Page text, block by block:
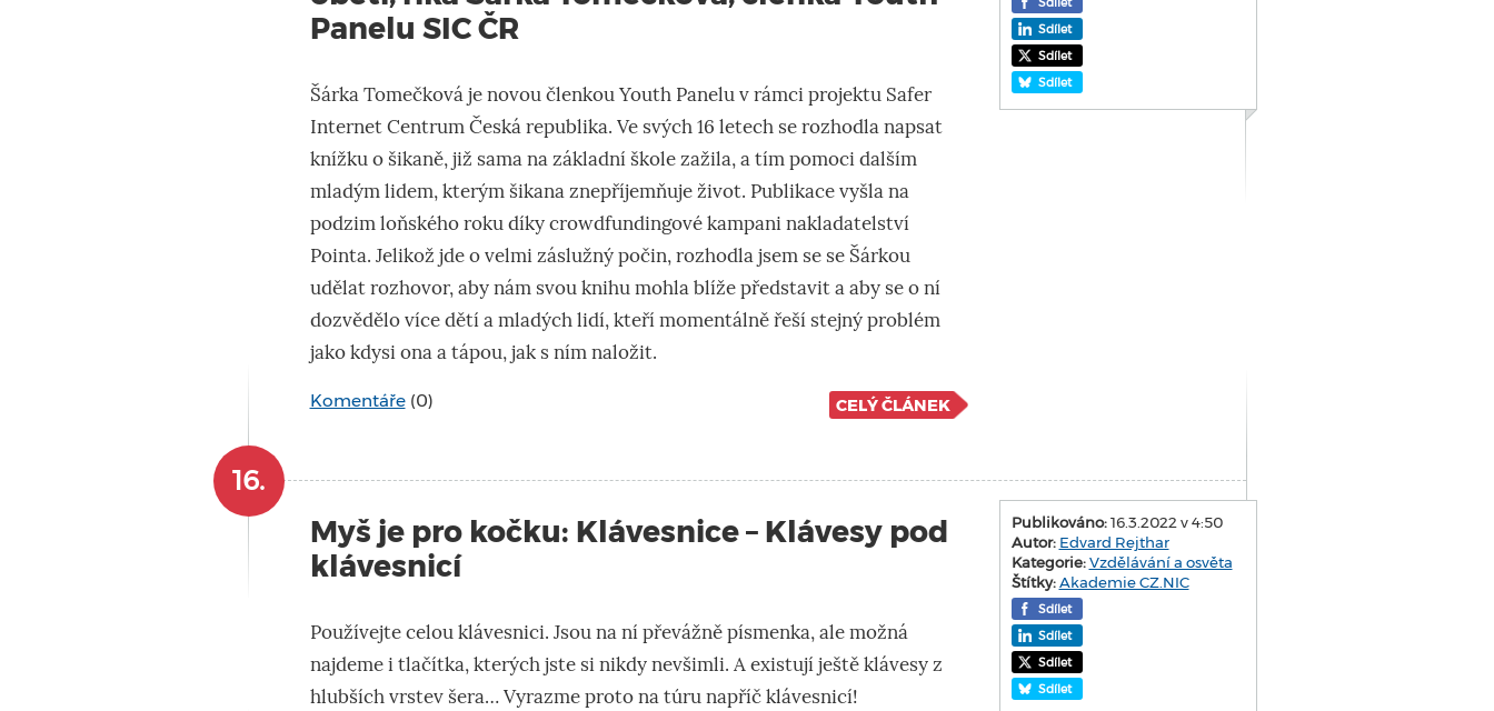
Panelu SIC ČR
Šárka Tomečková je novou členkou Youth Panelu v rámci projektu Safer
Internet Centrum Česká republika. Ve svých 16 letech se rozhodla napsat
knížku o šikaně, již sama na základní škole zažila, a tím pomoci dalším
mladým lidem, kterým šikana znepříjemňuje život. Publikace vyšla na
podzim loňského roku díky crowdfundingové kampani nakladatelství
Pointa. Jelikož jde o velmi záslužný počin, rozhodla jsem se se Šárkou
udělat rozhovor, aby nám svou knihu mohla blíže představit a aby se o ní
dozvědělo více dětí a mladých lidí, kteří momentálně řeší stejný problém
jako kdysi ona a tápou, jak s ním naložit.
Komentáře (0) CELÝ ČLÁNEK
Sdílet
Sdílet
Sdílet
Sdílet
Myš je pro kočku: Klávesnice – Klávesy pod
klávesnicí
16.
Používejte celou klávesnici. Jsou na ní převážně písmenka, ale možná
najdeme i tlačítka, kterých jste si nikdy nevšimli. A existují ještě klávesy z
hlubších vrstev šera… Vyrazme proto na túru napříč klávesnicí!
Publikováno:16.3.2022 v 4:50
Autor: Edvard Rejthar
Kategorie: Vzdělávání a osvěta
Štítky: Akademie CZ.NIC
Sdílet
Sdílet
Sdílet
Sdílet